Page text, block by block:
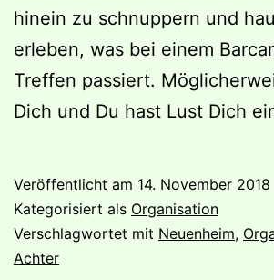
hinein zu schnuppern und
erleben, was bei einem
Treffen passiert.
Dich und Du hast Lust Dich
Veröffentlicht am 14. November 2018
Kategorisiert als Organisation
Verschlagwortet mit Neuenheim,
Achter